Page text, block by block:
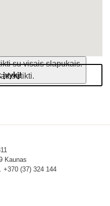
su visais slapukais.
sutikti.
įvykį!
Kaunas
+370 (37) 324 144